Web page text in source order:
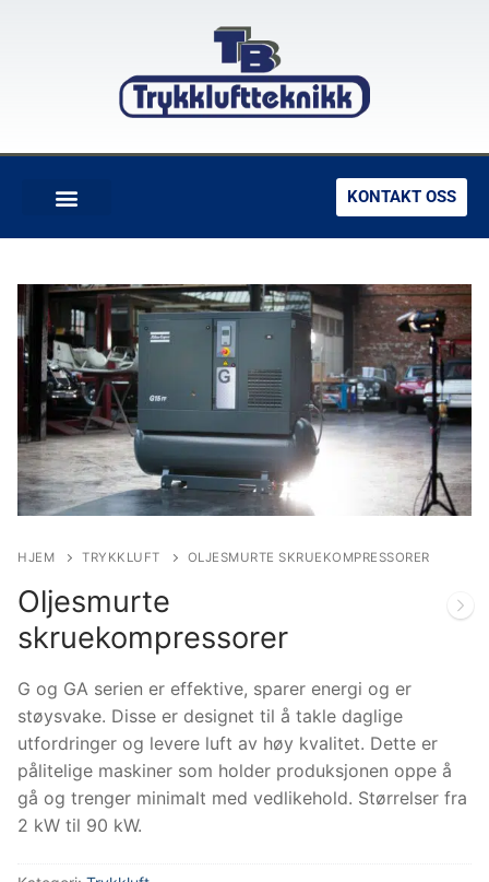
KONTAKT OSS
HJEM TRYKKLUFT OLJESMURTE SKRUEKOMPRESSORER
Oljesmurte
skruekompressorer
G og GA serien er effektive, sparer energi og er
støysvake. Disse er designet til å takle daglige
utfordringer og levere luft av høy kvalitet. Dette er
pålitelige maskiner som holder produksjonen oppe å
gå og trenger minimalt med vedlikehold. Størrelser fra
2 kW til 90 kW.